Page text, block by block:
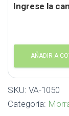
Ingrese la
AÑADIR A
SKU: VA-1050
Categoría: